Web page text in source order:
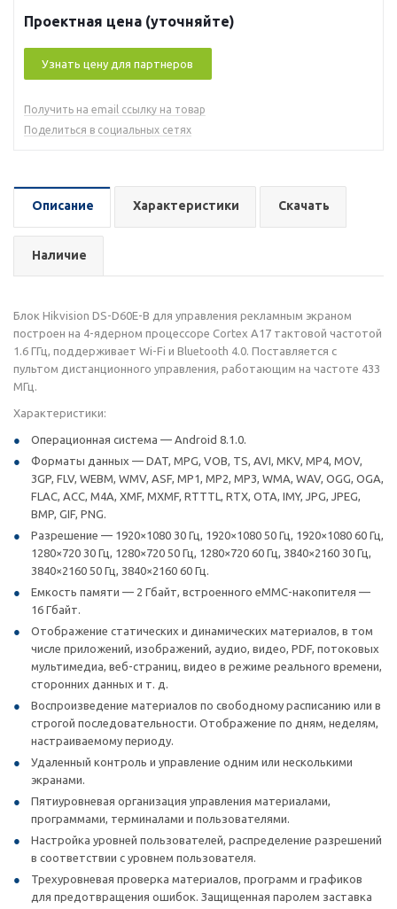
Проектная цена (уточняйте)
Узнать цену для партнеров
Получить на email ссылку на товар
Поделиться в социальных сетях
Описание Характеристики Скачать
Наличие
Блок Hikvision DS-D60E-B для управления рекламным экраном
построен на 4-ядерном процессоре Cortex A17 тактовой частотой
1.6 ГГц, поддерживает Wi-Fi и Bluetooth 4.0. Поставляется с
пультом дистанционного управления, работающим на частоте 433
МГц.
Характеристики:
Операционная система — Android 8.1.0.
Форматы данных — DAT, MPG, VOB, TS, AVI, MKV, MP4, MOV,
3GP, FLV, WEBM, WMV, ASF, MP1, MP2, MP3, WMA, WAV, OGG, OGA,
FLAC, ACC, M4A, XMF, MXMF, RTTTL, RTX, OTA, IMY, JPG, JPEG,
BMP, GIF, PNG.
Разрешение — 1920×1080 30 Гц, 1920×1080 50 Гц, 1920×1080 60 Гц,
1280×720 30 Гц, 1280×720 50 Гц, 1280×720 60 Гц, 3840×2160 30 Гц,
3840×2160 50 Гц, 3840×2160 60 Гц.
Емкость памяти — 2 Гбайт, встроенного eMMC-накопителя —
16 Гбайт.
Отображение статических и динамических материалов, в том
числе приложений, изображений, аудио, видео, PDF, потоковых
мультимедиа, веб-страниц, видео в режиме реального времени,
сторонних данных и т. д.
Воспроизведение материалов по свободному расписанию или в
строгой последовательности. Отображение по дням, неделям,
настраиваемому периоду.
Удаленный контроль и управление одним или несколькими
экранами.
Пятиуровневая организация управления материалами,
программами, терминалами и пользователями.
Настройка уровней пользователей, распределение разрешений
в соответствии с уровнем пользователя.
Трехуровневая проверка материалов, программ и графиков
для предотвращения ошибок. Защищенная паролем заставка